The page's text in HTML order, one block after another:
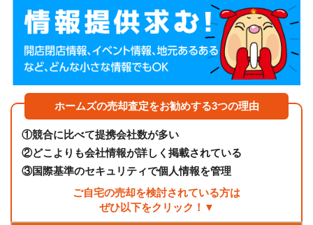
ホームズの売却査定をお勧めする3つの理由
①競合に比べて提携会社数が多い
②どこよりも会社情報が詳しく掲載されている
③国際基準のセキュリティで個人情報を管理
ご自宅の売却を検討されている方は
ぜひ以下をクリック！▼